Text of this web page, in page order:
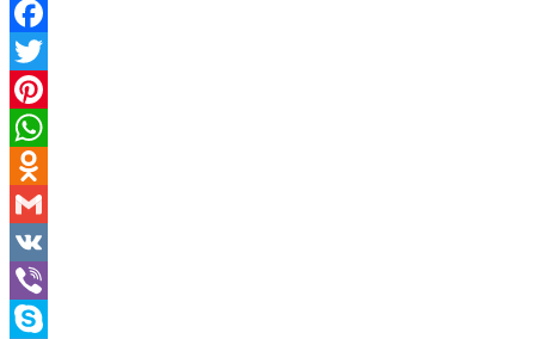
Facebook
Twitter
Pinterest
WhatsApp
Odnoklassniki
Gmail
VK
Viber